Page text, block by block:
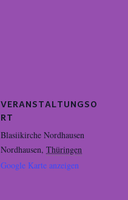
VERANSTALTUNGSO
RT
Blasiikirche Nordhausen
Nordhausen, Thüringen
Google Karte anzeigen